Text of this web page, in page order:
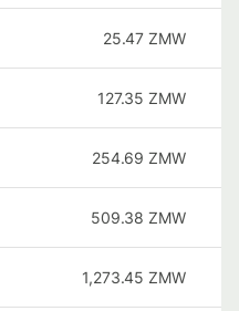
25.47 ZMW
127.35 ZMW
254.69 ZMW
509.38 ZMW
1,273.45 ZMW